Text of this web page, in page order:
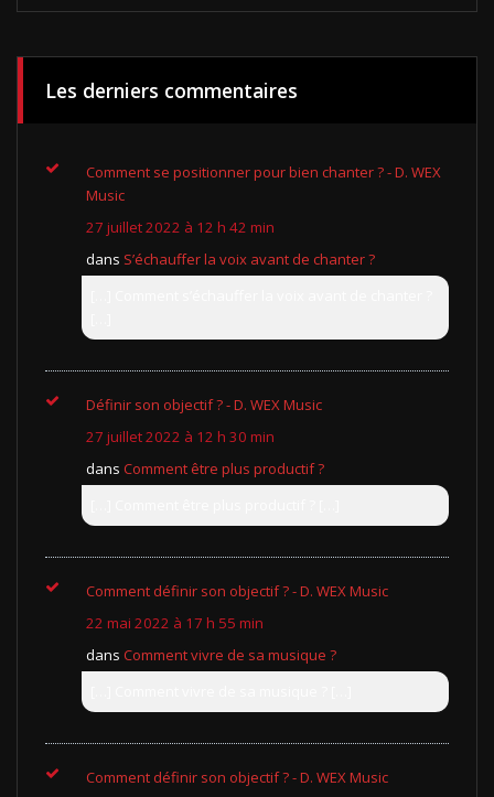
Les derniers commentaires
Comment se positionner pour bien chanter ? - D. WEX
Music
27 juillet 2022 à 12 h 42 min
dans S’échauffer la voix avant de chanter ?
Définir son objectif ? - D. WEX Music
27 juillet 2022 à 12 h 30 min
dans Comment être plus productif ?
Comment définir son objectif ? - D. WEX Music
22 mai 2022 à 17 h 55 min
dans Comment vivre de sa musique ?
Comment définir son objectif ? - D. WEX Music